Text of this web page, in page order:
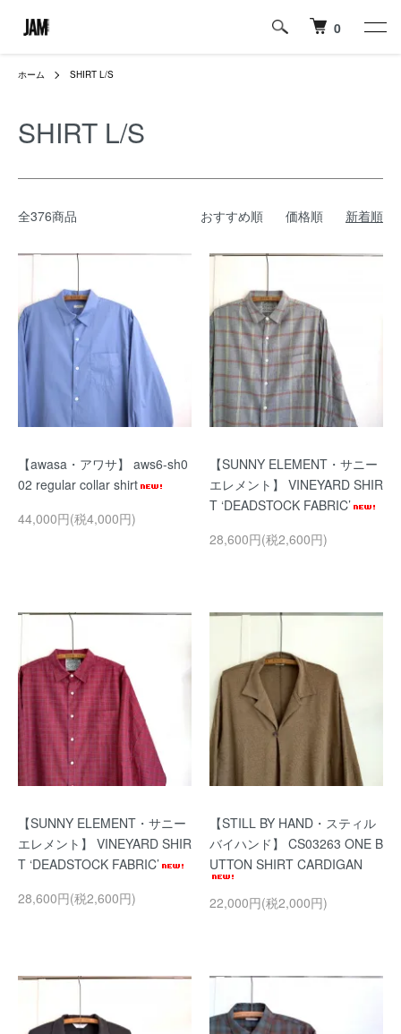
0
ホーム SHIRT L/S
SHIRT L/S
全376商品 おすすめ順 価格順 新着順
【awasa・アワサ】 aws6-sh0
02 regular collar shirt
44,000円(税4,000円)
【SUNNY ELEMENT・サニー
エレメント】 VINEYARD SHIR
T ‘DEADSTOCK FABRIC’
28,600円(税2,600円)
【SUNNY ELEMENT・サニー
エレメント】 VINEYARD SHIR
T ‘DEADSTOCK FABRIC’
28,600円(税2,600円)
【STILL BY HAND・スティル
バイハンド】 CS03263 ONE B
UTTON SHIRT CARDIGAN
22,000円(税2,000円)